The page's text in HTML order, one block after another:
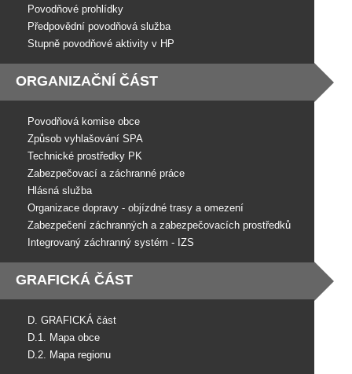
Povodňové prohlídky
Předpovědní povodňová služba
Stupně povodňové aktivity v HP
ORGANIZAČNÍ ČÁST
Povodňová komise obce
Způsob vyhlašování SPA
Technické prostředky PK
Zabezpečovací a záchranné práce
Hlásná služba
Organizace dopravy - objízdné trasy a omezení
Zabezpečení záchranných a zabezpečovacích prostředků
Integrovaný záchranný systém - IZS
GRAFICKÁ ČÁST
D. GRAFICKÁ část
D.1. Mapa obce
D.2. Mapa regionu